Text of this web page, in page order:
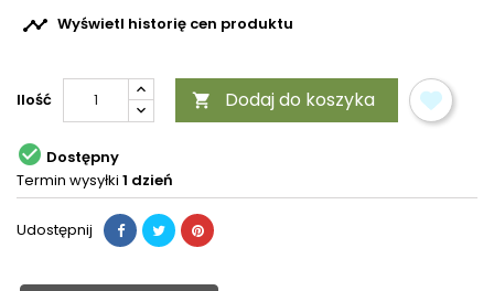
 Wyświetl historię cen produktu
Ilość  Dodaj do koszyka
 Dostępny
Termin wysyłki 1 dzień
Udostępnij